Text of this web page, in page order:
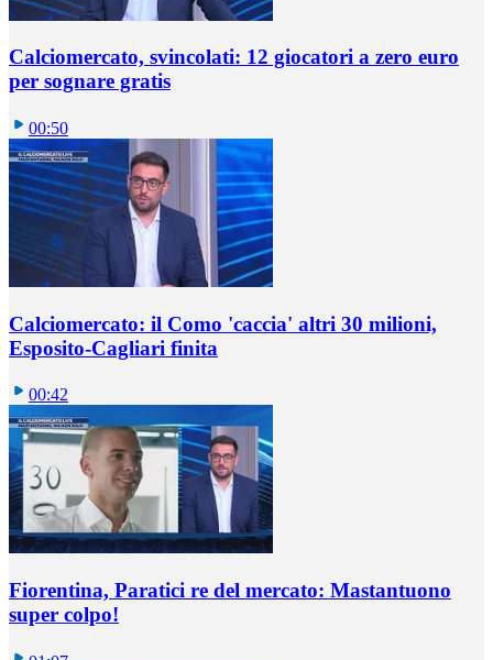
Calciomercato, svincolati: 12 giocatori a zero euro
per sognare gratis
00:50
Calciomercato: il Como 'caccia' altri 30 milioni,
Esposito-Cagliari finita
00:42
Fiorentina, Paratici re del mercato: Mastantuono
super colpo!